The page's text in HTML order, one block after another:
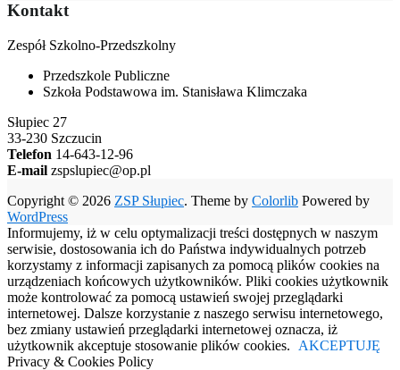
Kontakt
Zespół Szkolno-Przedszkolny
Przedszkole Publiczne
Szkoła Podstawowa im. Stanisława Klimczaka
Słupiec 27
33-230 Szczucin
Telefon 14-643-12-96
E-mail zspslupiec@op.pl
Copyright © 2026 ZSP Słupiec. Theme by Colorlib Powered by
WordPress
Informujemy, iż w celu optymalizacji treści dostępnych w naszym
serwisie, dostosowania ich do Państwa indywidualnych potrzeb
korzystamy z informacji zapisanych za pomocą plików cookies na
urządzeniach końcowych użytkowników. Pliki cookies użytkownik
może kontrolować za pomocą ustawień swojej przeglądarki
internetowej. Dalsze korzystanie z naszego serwisu internetowego,
bez zmiany ustawień przeglądarki internetowej oznacza, iż
użytkownik akceptuje stosowanie plików cookies.
AKCEPTUJĘ
Privacy & Cookies Policy